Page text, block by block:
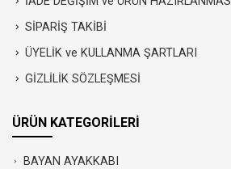
SİPARİŞ TAKİBİ
ÜYELİK ve KULLANMA ŞARTLARI
GİZLİLİK SÖZLEŞMESİ
ÜRÜN KATEGORİLERİ
BAYAN AYAKKABI